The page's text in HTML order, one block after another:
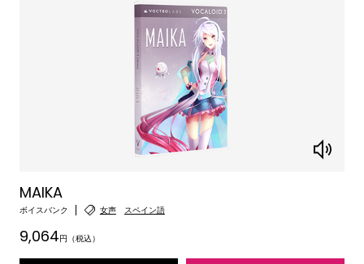
MAIKA
ボイスバンク 女声 スペイン語
9,064円（税込）